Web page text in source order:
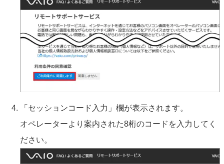
「セッションコード入力」欄が表示されます。
オペレーターより案内された8桁のコードを入力してく
ださい。